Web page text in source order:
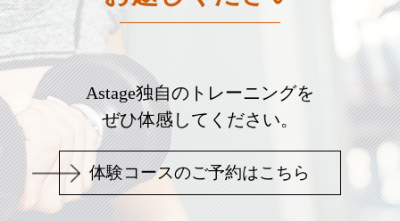
Astage独自のトレーニングを
ぜひ体感してください。
体験コースのご予約はこちら